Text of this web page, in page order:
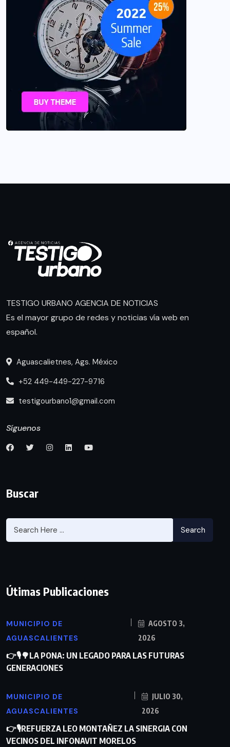
TESTIGO URBANO AGENCIA DE NOTICIAS
Es el mayor grupo de redes y noticias vía web en
español.
Aguascalietnes, Ags. México
+52 449-449-227-9716
testigourbano1@gmail.com
Síguenos
Buscar
Search
Útimas Publicaciones
MUNICIPIO DE
AGUASCALIENTES
AGOSTO 3,
2026
👉🎙🌳LA PONA: UN LEGADO PARA LAS FUTURAS
GENERACIONES
MUNICIPIO DE
AGUASCALIENTES
JULIO 30,
2026
👉🎙REFUERZA LEO MONTAÑEZ LA SINERGIA CON
VECINOS DEL INFONAVIT MORELOS